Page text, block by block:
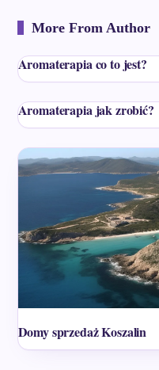
More From Author
Aromaterapia co to jest?
Aromaterapia jak zrobić?
Domy sprzedaż Koszalin